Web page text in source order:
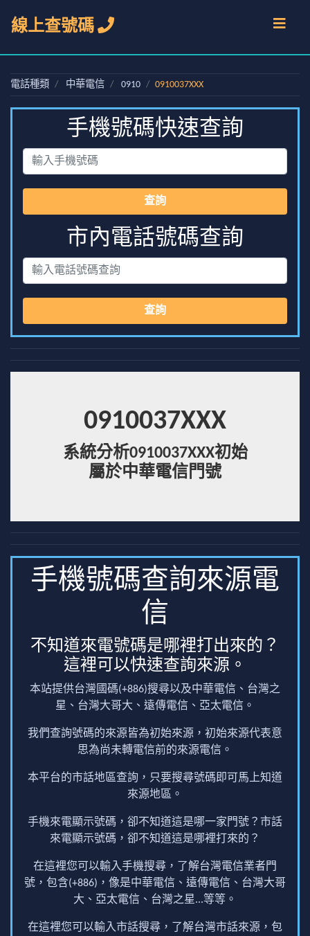
線上查號碼
電話種類 中華電信 0910 0910037XXX
手機號碼快速查詢
查詢
市內電話號碼查詢
查詢
0910037XXX
系統分析0910037XXX初始
屬於中華電信門號
手機號碼查詢來源電
信
不知道來電號碼是哪裡打出來的？
這裡可以快速查詢來源。
本站提供台灣國碼(+886)搜尋以及中華電信、台灣之
星、台灣大哥大、遠傳電信、亞太電信。
我們查詢號碼的來源皆為初始來源，初始來源代表意
思為尚未轉電信前的來源電信。
本平台的市話地區查詢，只要搜尋號碼即可馬上知道
來源地區。
手機來電顯示號碼，卻不知道這是哪一家門號？市話
來電顯示號碼，卻不知道這是哪裡打來的？
在這裡您可以輸入手機搜尋，了解台灣電信業者門
號，包含(+886)，像是中華電信、遠傳電信、台灣大哥
大、亞太電信、台灣之星...等等。
在這裡您可以輸入市話搜尋，了解台灣市話來源，包